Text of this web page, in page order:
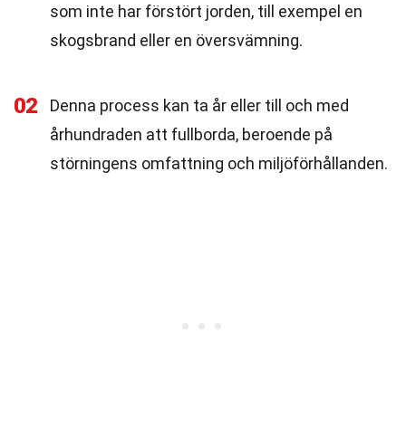
som inte har förstört jorden, till exempel en
skogsbrand eller en översvämning.
02
Denna process kan ta år eller till och med
århundraden att fullborda, beroende på
störningens omfattning och miljöförhållanden.